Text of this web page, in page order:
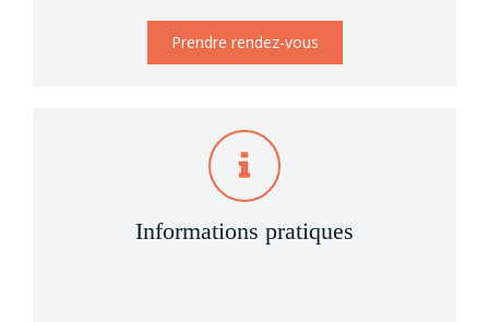
Prendre rendez-vous
Informations pratiques